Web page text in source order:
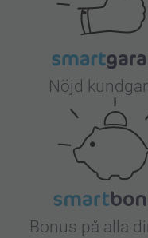
Nöjd
Bonus på alla